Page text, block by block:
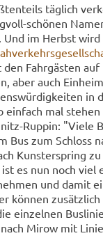
täg­lich
​schönen
im Herbst
Fahr­gäs­ten
aber auch
in
mal
​Ruppin: "Viele
Bus zum Schloss
Kunst­er­spring
es nun noch
und damit
kön­nen
ein­zel­nen
Mirow mit